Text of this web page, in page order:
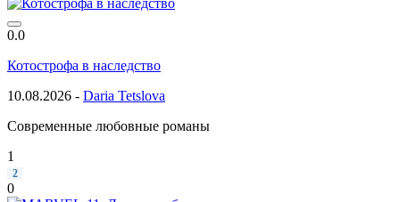
0.0
Котострофа в наследство
10.08.2026 - Daria Tetslova
Современные любовные романы
1
2
0